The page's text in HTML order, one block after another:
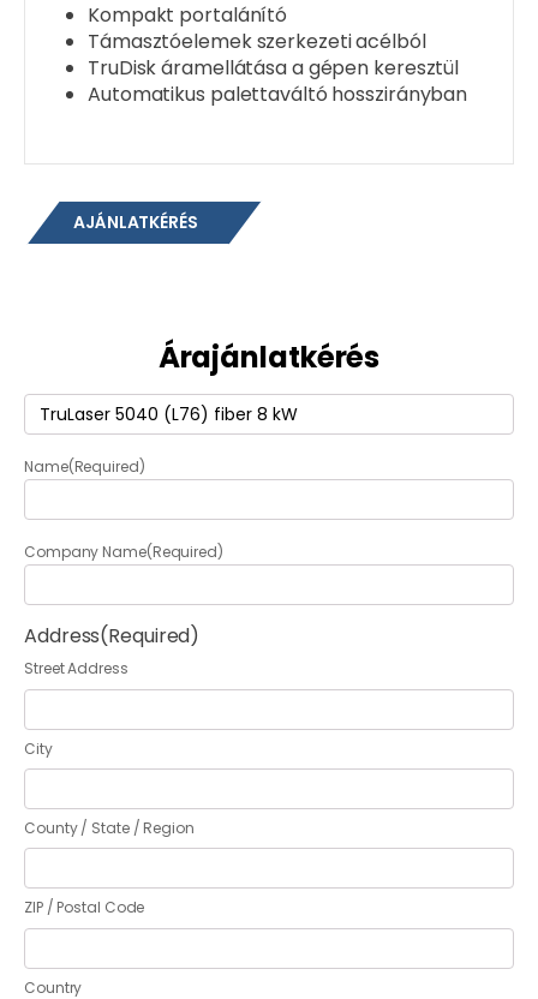
Kompakt portalánító
Támasztóelemek szerkezeti acélból
TruDisk áramellátása a gépen keresztül
Automatikus palettaváltó hosszirányban
AJÁNLATKÉRÉS
Árajánlatkérés
Termék(Required)
Name(Required)
Company Name(Required)
Address(Required)
Street Address
City
County / State / Region
ZIP / Postal Code
Country